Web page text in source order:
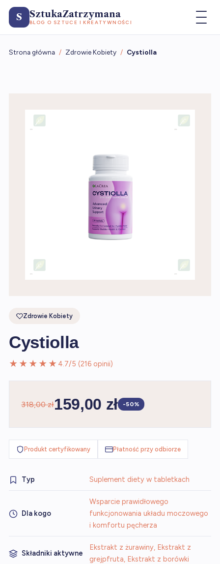
S SztukaZatrzymana
BLOG O SZTUCE I KREATYWNOŚCI
Strona główna / Zdrowie Kobiety / Cystiolla
Zdrowie Kobiety
Cystiolla
★★★★★ 4.7/5 (216 opinii)
318,00 zł159,00 zł -50%
Produkt certyfikowany Płatność przy odbiorze
Typ Suplement diety w tabletkach
Dla kogo
Wsparcie prawidłowego
funkcjonowania układu moczowego
i komfortu pęcherza
Składniki aktywne
Ekstrakt z żurawiny, Ekstrakt z
grejpfruta, Ekstrakt z borówki